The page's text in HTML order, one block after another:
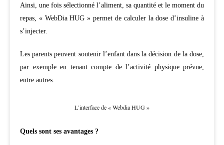
Ainsi, une fois sélectionné l’aliment, sa quantité et le moment du
repas, « WebDia HUG » permet de calculer la dose d’insuline à
s’injecter.
Les parents peuvent soutenir l’enfant dans la décision de la dose,
par exemple en tenant compte de l’activité physique prévue,
entre autres.
L’interface de « Webdia HUG »
Quels sont ses avantages ?